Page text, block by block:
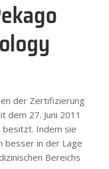
der Zertifizierung
dem 27. Juni 2011
Indem sie
besser in der Lage
Bereichs